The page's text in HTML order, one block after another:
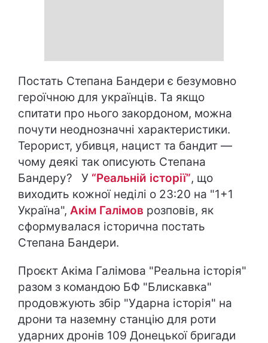
Постать Степана Бандери є безумовно
героїчною для українців. Та якщо
спитати про нього закордоном, можна
почути неоднозначні характеристики.
Терорист, убивця, нацист та бандит —
чому деякі так описують Степана
Бандеру? У “Реальній історії”, що
виходить кожної неділі о 23:20 на "1+1
Україна", Акім Галімов розповів, як
сформувалася історична постать
Степана Бандери.
Проєкт Акіма Галімова "Реальна історія"
разом з командою БФ "Блискавка"
продовжують збір "Ударна історія" на
дрони та наземну станцію для роти
ударних дронів 109 Донецької бригади